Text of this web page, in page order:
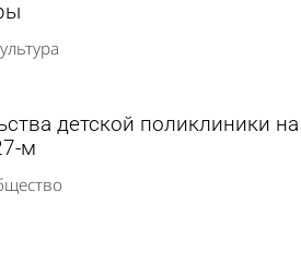
детской поликлиники на
м